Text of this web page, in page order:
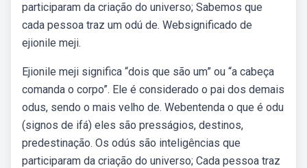
participaram da criação do universo; Sabemos que
cada pessoa traz um odú de. Websignificado de
ejionile meji.
Ejionile meji significa “dois que são um” ou “a cabeça
comanda o corpo”. Ele é considerado o pai dos demais
odus, sendo o mais velho de. Webentenda o que é odu
(signos de ifá) eles são presságios, destinos,
predestinação. Os odús são inteligências que
participaram da criação do universo; Cada pessoa traz